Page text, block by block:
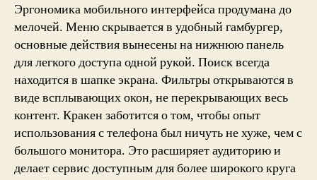
Эргономика мобильного интерфейса продумана до
мелочей. Меню скрывается в удобный гамбургер,
основные действия вынесены на нижнюю панель
для легкого доступа одной рукой. Поиск всегда
находится в шапке экрана. Фильтры открываются в
виде всплывающих окон, не перекрывающих весь
контент. Кракен заботится о том, чтобы опыт
использования с телефона был ничуть не хуже, чем с
большого монитора. Это расширяет аудиторию и
делает сервис доступным для более широкого круга